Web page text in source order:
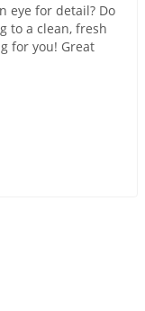
eye for detail? Do
to a clean, fresh
for you! Great